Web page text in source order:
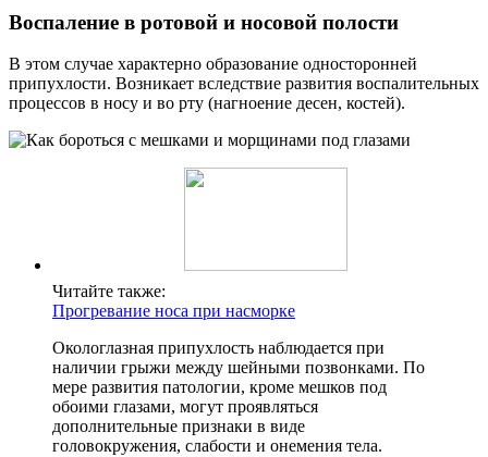
Воспаление в ротовой и носовой полости
В этом случае характерно образование односторонней
припухлости. Возникает вследствие развития воспалительных
процессов в носу и во рту (нагноение десен, костей).
Читайте также:
Прогревание носа при насморке
Окологлазная припухлость наблюдается при
наличии грыжи между шейными позвонками. По
мере развития патологии, кроме мешков под
обоими глазами, могут проявляться
дополнительные признаки в виде
головокружения, слабости и онемения тела.